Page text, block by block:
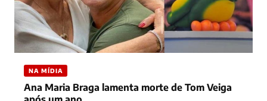
NA MÍDIA
Ana Maria Braga lamenta morte de Tom Veiga